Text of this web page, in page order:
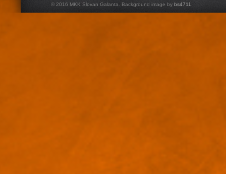
© 2016 MKK Slovan Galanta. Background image by bs4711